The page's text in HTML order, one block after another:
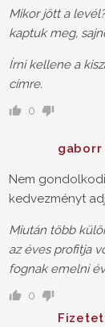
Mikor jött a
kaptuk meg,
Írni kellene a
címre.
0
gaborr
Nem
kedvezményt
Miután több
az éves profitja
fognak emelni
0